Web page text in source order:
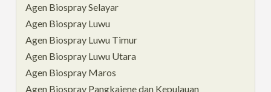
Agen Biospray Selayar
Agen Biospray Luwu
Agen Biospray Luwu Timur
Agen Biospray Luwu Utara
Agen Biospray Maros
Agen Biospray Pangkajene dan Kepulauan